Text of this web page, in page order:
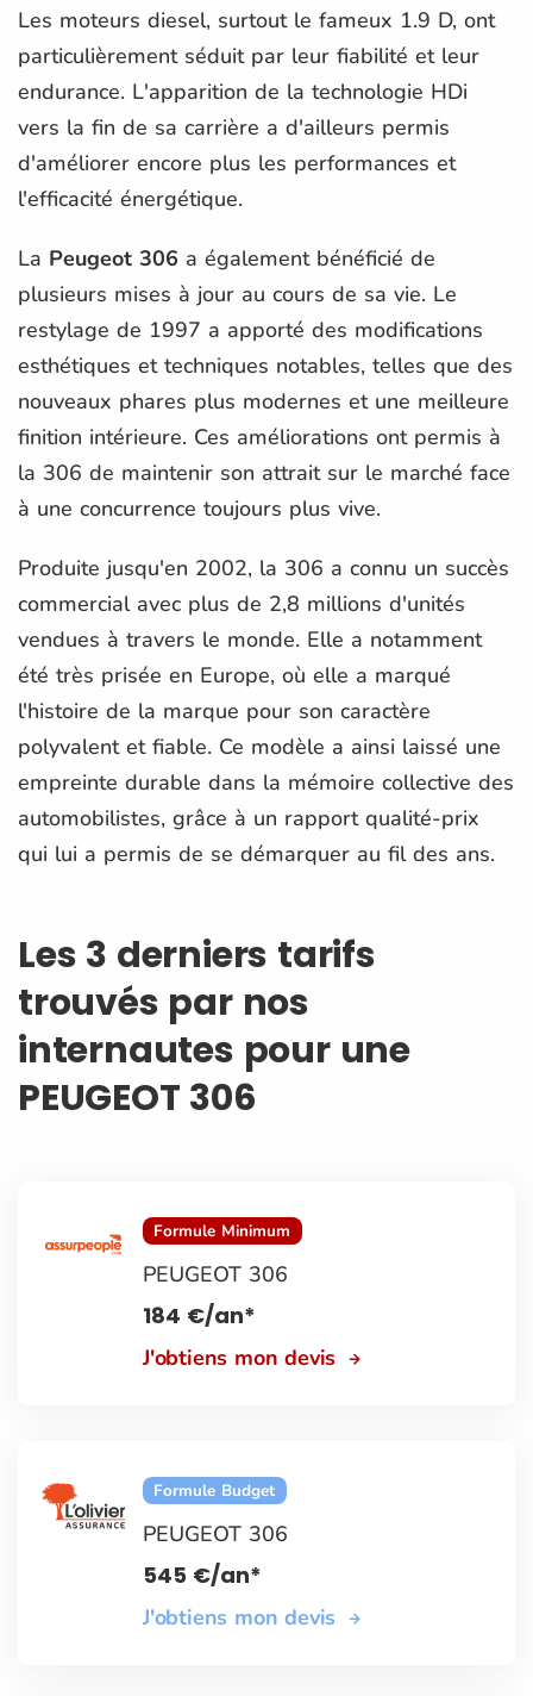
Les moteurs diesel, surtout le fameux 1.9 D, ont
particulièrement séduit par leur fiabilité et leur
endurance. L'apparition de la technologie HDi
vers la fin de sa carrière a d'ailleurs permis
d'améliorer encore plus les performances et
l'efficacité énergétique.
La Peugeot 306 a également bénéficié de
plusieurs mises à jour au cours de sa vie. Le
restylage de 1997 a apporté des modifications
esthétiques et techniques notables, telles que des
nouveaux phares plus modernes et une meilleure
finition intérieure. Ces améliorations ont permis à
la 306 de maintenir son attrait sur le marché face
à une concurrence toujours plus vive.
Produite jusqu'en 2002, la 306 a connu un succès
commercial avec plus de 2,8 millions d'unités
vendues à travers le monde. Elle a notamment
été très prisée en Europe, où elle a marqué
l'histoire de la marque pour son caractère
polyvalent et fiable. Ce modèle a ainsi laissé une
empreinte durable dans la mémoire collective des
automobilistes, grâce à un rapport qualité-prix
qui lui a permis de se démarquer au fil des ans.
Les 3 derniers tarifs
trouvés par nos
internautes pour une
PEUGEOT 306
Formule Minimum
PEUGEOT 306
184 €/an*
J'obtiens mon devis
Formule Budget
PEUGEOT 306
545 €/an*
J'obtiens mon devis